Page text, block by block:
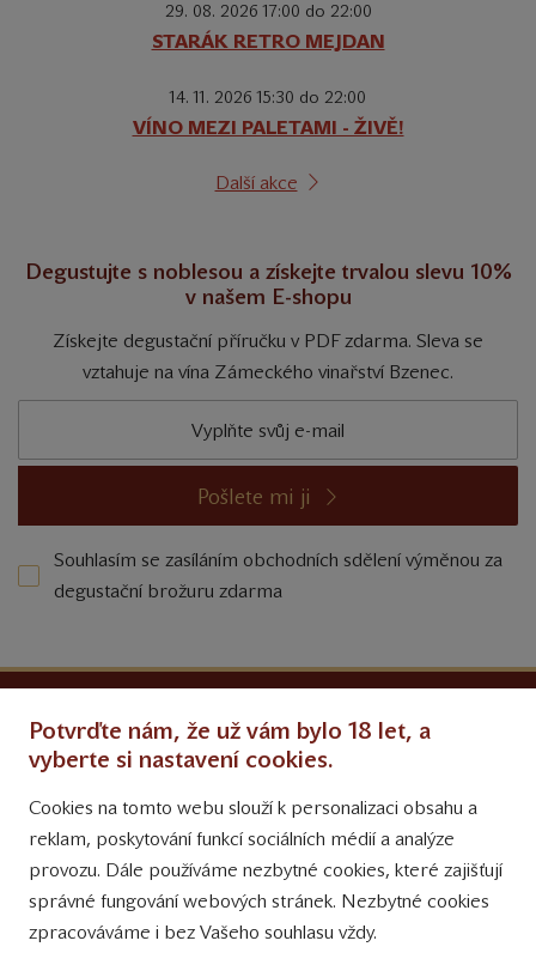
29. 08. 2026 17:00 do 22:00
STARÁK RETRO MEJDAN
14. 11. 2026 15:30 do 22:00
VÍNO MEZI PALETAMI - ŽIVĚ!
Další akce
Degustujte s noblesou a získejte trvalou slevu 10%
v našem E-shopu
Získejte degustační příručku v PDF zdarma. Sleva se
vztahuje na vína Zámeckého vinařství Bzenec.
Pošlete mi ji
Souhlasím se zasíláním obchodních sdělení výměnou za
degustační brožuru zdarma
Obchodní podmínky
Přinášíme vám týdně
tipy na Facebooku
Sledujte nás
na Instagramu
Potvrďte nám, že už vám bylo 18 let, a
vyberte si nastavení cookies.
Cookies na tomto webu slouží k personalizaci obsahu a
reklam, poskytování funkcí sociálních médií a analýze
provozu. Dále používáme nezbytné cookies, které zajišťují
správné fungování webových stránek. Nezbytné cookies
zpracováváme i bez Vašeho souhlasu vždy.